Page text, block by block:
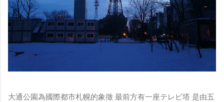
大通公園為國際都市札幌的象徵 最前方有一座テレビ塔 是由五